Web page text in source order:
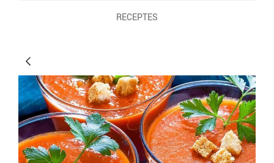
RECEPTES